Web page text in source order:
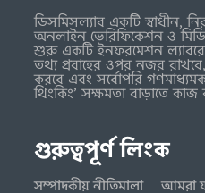
ডিসমিসল্যাব একটি স্বাধীন,
অনলাইন ভেরিফিকেশন ও
শুরু একটি ইনফরমেশন
তথ্য প্রবাহের ওপর নজর
করবে এবং সর্বোপরি
থিংকিং’ সক্ষমতা বাড়াতে কাজ
গুরুত্বপূর্ণ লিংক
সম্পাদকীয় নীতিমালা আমরা